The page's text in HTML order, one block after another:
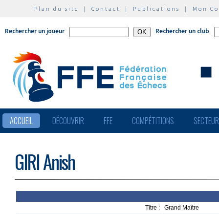
Plan du site | Contact | Publications | Mon
Rechercher un joueur Rechercher un club
ACCUEIL DÉCOUVRIR FFE COMPÉTITIONS
GIRI Anish
Titre :
Grand Maître